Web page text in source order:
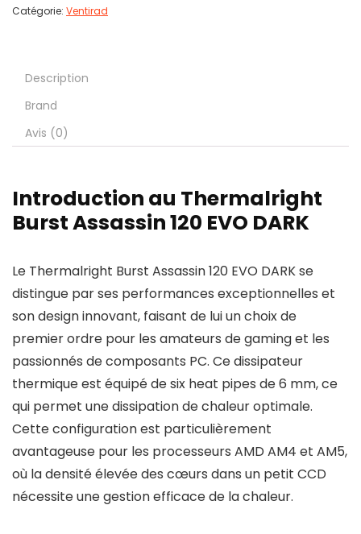
Catégorie: Ventirad
Description
Brand
Avis (0)
Introduction au Thermalright
Burst Assassin 120 EVO DARK
Le Thermalright Burst Assassin 120 EVO DARK se
distingue par ses performances exceptionnelles et
son design innovant, faisant de lui un choix de
premier ordre pour les amateurs de gaming et les
passionnés de composants PC. Ce dissipateur
thermique est équipé de six heat pipes de 6 mm, ce
qui permet une dissipation de chaleur optimale.
Cette configuration est particulièrement
avantageuse pour les processeurs AMD AM4 et AM5,
où la densité élevée des cœurs dans un petit CCD
nécessite une gestion efficace de la chaleur.